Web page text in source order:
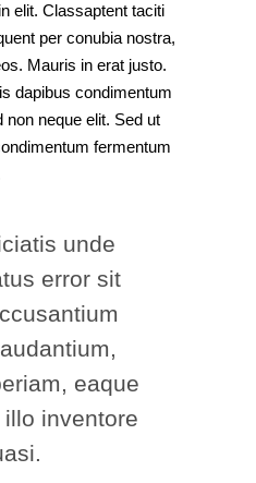
elit. Classaptent taciti
per conubia nostra,
Mauris in erat justo.
dapibus condimentum
non neque elit. Sed ut
fermentum
unde
error sit
eaque
inventore